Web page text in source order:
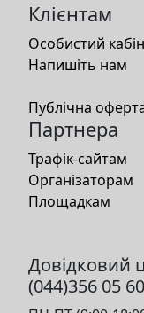
Клієнтам
Особистий
Напишіть нам
Публічна
Партнера
Трафік-сайтам
Організаторам
Площадкам
Довідковий
(044)356 05 60